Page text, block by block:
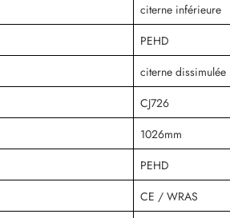
citerne inférieure
PEHD
citerne dissimulée
CJ726
1026mm
PEHD
CE / WRAS